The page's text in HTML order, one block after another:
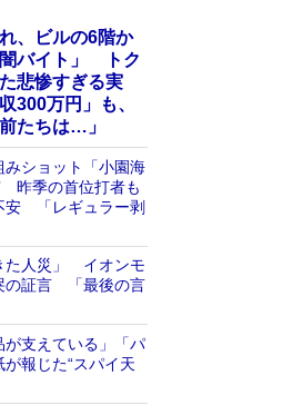
、ビルの6階か
バイト」 トク
悲惨すぎる実
300万円」も、
たちは…」
みショット「小園海
昨季の首位打者も
安 「レギュラー剥
た人災」 イオンモ
の証言 「最後の言
が支えている」「パ
報じた“スパイ天